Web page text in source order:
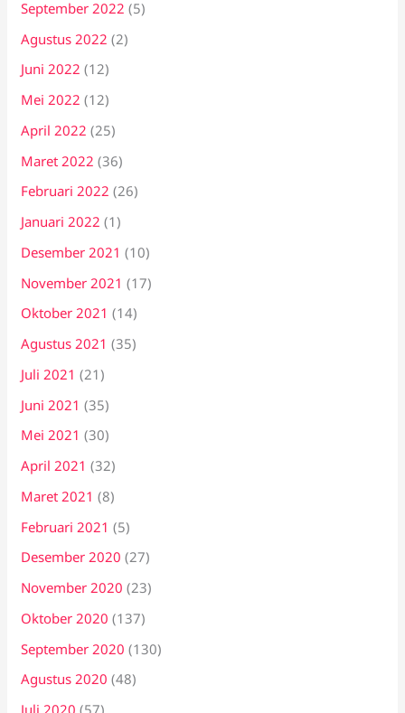
September 2022 (5)
Agustus 2022 (2)
Juni 2022 (12)
Mei 2022 (12)
April 2022 (25)
Maret 2022 (36)
Februari 2022 (26)
Januari 2022 (1)
Desember 2021 (10)
November 2021 (17)
Oktober 2021 (14)
Agustus 2021 (35)
Juli 2021 (21)
Juni 2021 (35)
Mei 2021 (30)
April 2021 (32)
Maret 2021 (8)
Februari 2021 (5)
Desember 2020 (27)
November 2020 (23)
Oktober 2020 (137)
September 2020 (130)
Agustus 2020 (48)